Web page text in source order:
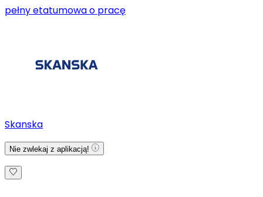
pełny etatumowa o pracę
Skanska
Nie zwlekaj z aplikacją!